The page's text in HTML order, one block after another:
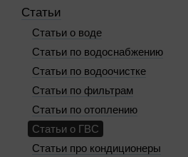
Статьи
Статьи о воде
Статьи по водоснабжению
Статьи по водоочистке
Статьи по фильтрам
Статьи по отоплению
Статьи о ГВС
Статьи про кондиционеры